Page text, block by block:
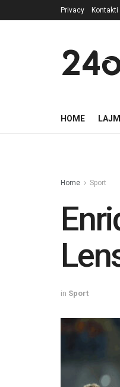
Privacy Kontakti
HOME
Home Sport
in Sport